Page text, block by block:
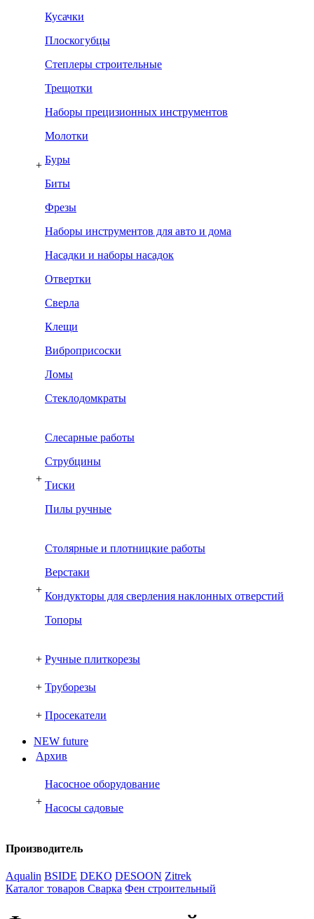
+
Кусачки
Плоскогубцы
Степлеры строительные
Трещотки
Наборы прецизионных инструментов
Молотки
Буры
Биты
Фрезы
Наборы инструментов для авто и дома
Насадки и наборы насадок
Отвертки
Сверла
Клещи
Виброприсоски
Ломы
Стеклодомкраты
+
Слесарные работы
Струбцины
Тиски
Пилы ручные
+
Столярные и плотницкие работы
Верстаки
Кондукторы для сверления наклонных отверстий
Топоры
+ Ручные плиткорезы
+ Труборезы
+ Просекатели
NEW future
Архив
+
Насосное оборудование
Насосы садовые
Производитель
Aqualin BSIDE DEKO DESOON Zitrek
Каталог товаров Сварка Фен строительный